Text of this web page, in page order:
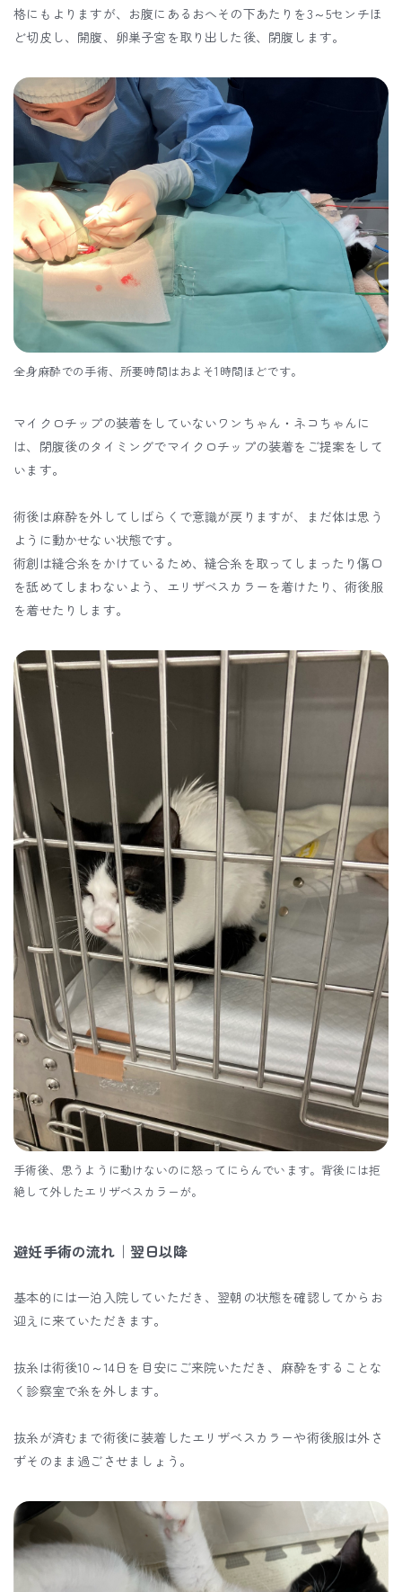
格にもよりますが、お腹にあるおへその下あたりを3～5センチほ
ど切皮し、開腹、卵巣子宮を取り出した後、閉腹します。
全身麻酔での手術、所要時間はおよそ1時間ほどです。
マイクロチップの装着をしていないワンちゃん・ネコちゃんに
は、閉腹後のタイミングでマイクロチップの装着をご提案をして
います。
術後は麻酔を外してしばらくで意識が戻りますが、まだ体は思う
ように動かせない状態です。
術創は縫合糸をかけているため、縫合糸を取ってしまったり傷口
を舐めてしまわないよう、エリザベスカラーを着けたり、術後服
を着せたりします。
手術後、思うように動けないのに怒ってにらんでいます。背後には拒
絶して外したエリザベスカラーが。
避妊手術の流れ｜翌日以降
基本的には一泊入院していただき、翌朝の状態を確認してからお
迎えに来ていただきます。
抜糸は術後10～14日を目安にご来院いただき、麻酔をすることな
く診察室で糸を外します。
抜糸が済むまで術後に装着したエリザベスカラーや術後服は外さ
ずそのまま過ごさせましょう。